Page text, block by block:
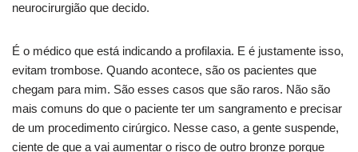
neurocirurgião que decido.
É o médico que está indicando a profilaxia. E é justamente isso,
evitam trombose. Quando acontece, são os pacientes que
chegam para mim. São esses casos que são raros. Não são
mais comuns do que o paciente ter um sangramento e precisar
de um procedimento cirúrgico. Nesse caso, a gente suspende,
ciente de que a vai aumentar o risco de outro bronze porque